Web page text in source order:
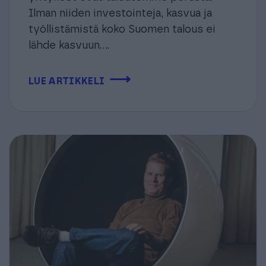
Ilman niiden investointeja, kasvua ja
työllistämistä koko Suomen talous ei
lähde kasvuun....
LUE ARTIKKELI ⟶